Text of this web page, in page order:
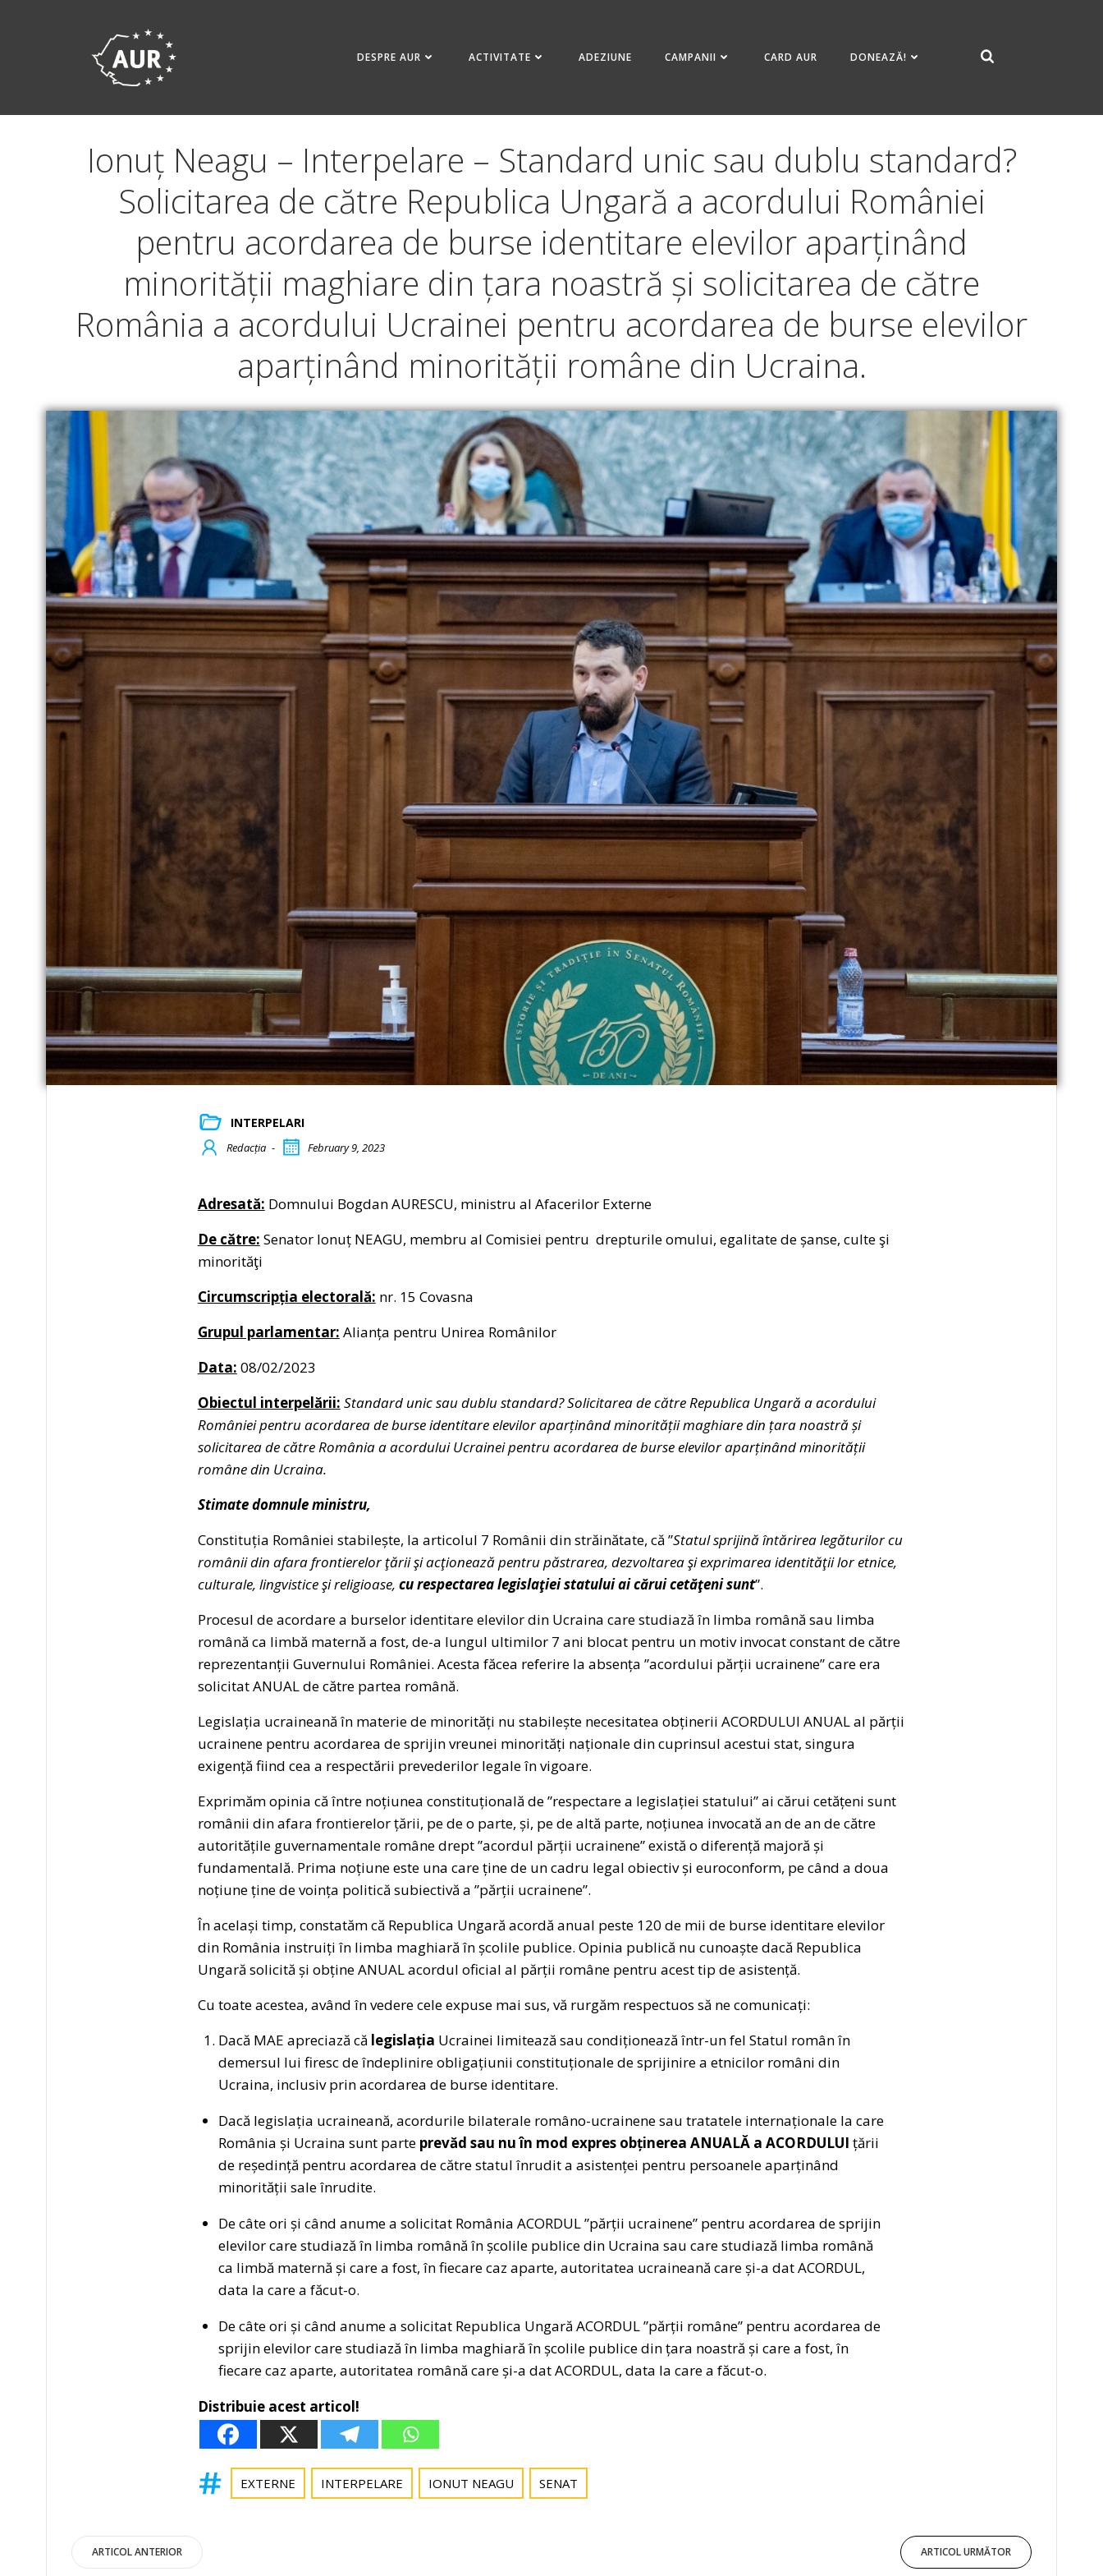
DESPRE AUR ACTIVITATE ADEZIUNE CAMPANII CARD AUR DONEAZĂ!
Ionuț Neagu – Interpelare – Standard unic sau dublu standard?
Solicitarea de către Republica Ungară a acordului României
pentru acordarea de burse identitare elevilor aparținând
minorității maghiare din țara noastră și solicitarea de către
România a acordului Ucrainei pentru acordarea de burse elevilor
aparținând minorității române din Ucraina.
INTERPELARI
Redacția - February 9, 2023
Adresată: Domnului Bogdan AURESCU, ministru al Afacerilor Externe
De către: Senator Ionuț NEAGU, membru al Comisiei pentru drepturile omului, egalitate de șanse, culte şi
minorităţi
Circumscripția electorală: nr. 15 Covasna
Grupul parlamentar: Alianța pentru Unirea Românilor
Data: 08/02/2023
Obiectul interpelării: Standard unic sau dublu standard? Solicitarea de către Republica Ungară a acordului
României pentru acordarea de burse identitare elevilor aparținând minorității maghiare din țara noastră și
solicitarea de către România a acordului Ucrainei pentru acordarea de burse elevilor aparținând minorității
române din Ucraina.
Stimate domnule ministru,
Constituția României stabilește, la articolul 7 Românii din străinătate, că ”Statul sprijină întărirea legăturilor cu
românii din afara frontierelor ţării şi acţionează pentru păstrarea, dezvoltarea şi exprimarea identităţii lor etnice,
culturale, lingvistice şi religioase, cu respectarea legislaţiei statului ai cărui cetăţeni sunt”.
Procesul de acordare a burselor identitare elevilor din Ucraina care studiază în limba română sau limba
română ca limbă maternă a fost, de-a lungul ultimilor 7 ani blocat pentru un motiv invocat constant de către
reprezentanții Guvernului României. Acesta făcea referire la absența ”acordului părții ucrainene” care era
solicitat ANUAL de către partea română.
Legislația ucraineană în materie de minorități nu stabilește necesitatea obținerii ACORDULUI ANUAL al părții
ucrainene pentru acordarea de sprijin vreunei minorități naționale din cuprinsul acestui stat, singura
exigență fiind cea a respectării prevederilor legale în vigoare.
Exprimăm opinia că între noțiunea constituțională de ”respectare a legislației statului” ai cărui cetățeni sunt
românii din afara frontierelor țării, pe de o parte, și, pe de altă parte, noțiunea invocată an de an de către
autoritățile guvernamentale române drept ”acordul părții ucrainene” există o diferență majoră și
fundamentală. Prima noțiune este una care ține de un cadru legal obiectiv și euroconform, pe când a doua
noțiune ține de voința politică subiectivă a ”părții ucrainene”.
În același timp, constatăm că Republica Ungară acordă anual peste 120 de mii de burse identitare elevilor
din România instruiți în limba maghiară în școlile publice. Opinia publică nu cunoaște dacă Republica
Ungară solicită și obține ANUAL acordul oficial al părții române pentru acest tip de asistență.
Cu toate acestea, având în vedere cele expuse mai sus, vă rurgăm respectuos să ne comunicați:
Dacă MAE apreciază că legislația Ucrainei limitează sau condiționează într-un fel Statul român în
demersul lui firesc de îndeplinire obligațiunii constituționale de sprijinire a etnicilor români din
Ucraina, inclusiv prin acordarea de burse identitare.
Dacă legislația ucraineană, acordurile bilaterale româno-ucrainene sau tratatele internaționale la care
România și Ucraina sunt parte prevăd sau nu în mod expres obținerea ANUALĂ a ACORDULUI țării
de reședință pentru acordarea de către statul înrudit a asistenței pentru persoanele aparținând
minorității sale înrudite.
De câte ori și când anume a solicitat România ACORDUL ”părții ucrainene” pentru acordarea de sprijin
elevilor care studiază în limba română în școlile publice din Ucraina sau care studiază limba română
ca limbă maternă și care a fost, în fiecare caz aparte, autoritatea ucraineană care și-a dat ACORDUL,
data la care a făcut-o.
De câte ori și când anume a solicitat Republica Ungară ACORDUL ”părții române” pentru acordarea de
sprijin elevilor care studiază în limba maghiară în școlile publice din țara noastră și care a fost, în
fiecare caz aparte, autoritatea română care și-a dat ACORDUL, data la care a făcut-o.
Distribuie acest articol!
EXTERNE INTERPELARE IONUT NEAGU SENAT
Post
ARTICOL ANTERIOR ARTICOL URMĂTOR